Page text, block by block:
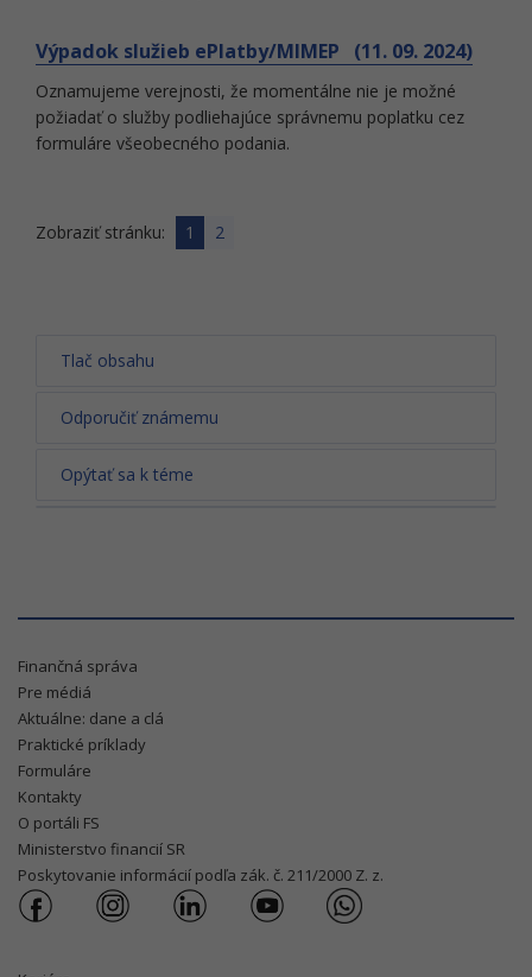
Výpadok služieb ePlatby/MIMEP (11. 09. 2024)
Oznamujeme verejnosti, že momentálne nie je možné
požiadať o služby podliehajúce správnemu poplatku cez
formuláre všeobecného podania.
Zobraziť stránku: 1 2
Tlač obsahu
Odporučiť známemu
Opýtať sa k téme
Finančná správa
Pre médiá
Aktuálne: dane a clá
Praktické príklady
Formuláre
Kontakty
O portáli FS
Ministerstvo financií SR
Poskytovanie informácií podľa zák. č. 211/2000 Z. z.